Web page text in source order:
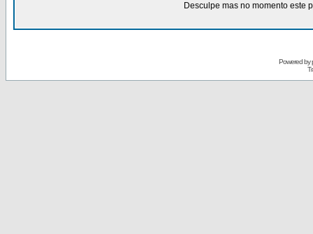
Desculpe mas no momento este
Powered by